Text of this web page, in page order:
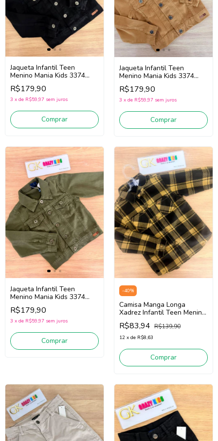
Jaqueta Infantil Teen
Menino Mania Kids 3374
(Preto)
R$179,90
3 x de R$59,97 sem juros
Comprar
Jaqueta Infantil Teen
Menino Mania Kids 3374
(Mostarda)
R$179,90
3 x de R$59,97 sem juros
Comprar
Jaqueta Infantil Teen
Menino Mania Kids 3374
(Verde)
R$179,90
3 x de R$59,97 sem juros
Comprar
-40%
Camisa Manga Longa
Xadrez Infantil Teen Menino
Mania Kids 3375
(Preto/Amarelo)
R$83,94 R$139,90
12 x de R$8,63
Comprar